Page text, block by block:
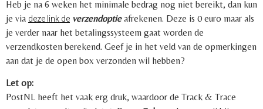
Heb je na 6 weken het minimale bedrag nog niet bereikt, dan kun
je via deze link de verzendoptieafrekenen. Deze is 0 euro maar als
je verder naar het betalingssysteem gaat worden de
verzendkosten berekend. Geef je in het veld van de opmerkingen
aan dat je de open box verzonden wil hebben?
Let op:
PostNL heeft het vaak erg druk, waardoor de Track & Trace